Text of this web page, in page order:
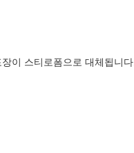
이 스티로폼으로 대체됩니다.